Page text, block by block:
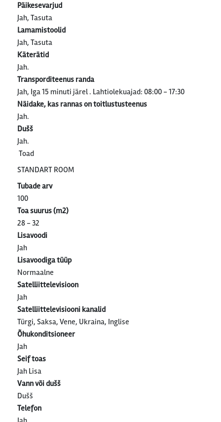
Päikesevarjud
Jah, Tasuta
Lamamistoolid
Jah, Tasuta
Käterätid
Jah.
Transporditeenus randa
Jah, Iga 15 minuti järel . Lahtiolekuajad: 08:00 - 17:30
Näidake, kas rannas on toitlustusteenus
Jah.
Dušš
Jah.
Toad
STANDART ROOM
Tubade arv
100
Toa suurus (m2)
28 - 32
Lisavoodi
Jah
Lisavoodiga tüüp
Normaalne
Satelliittelevisioon
Jah
Satelliittelevisiooni kanalid
Türgi, Saksa, Vene, Ukraina, Inglise
Õhukonditsioneer
Jah
Seif toas
Jah Lisa
Vann või dušš
Dušš
Telefon